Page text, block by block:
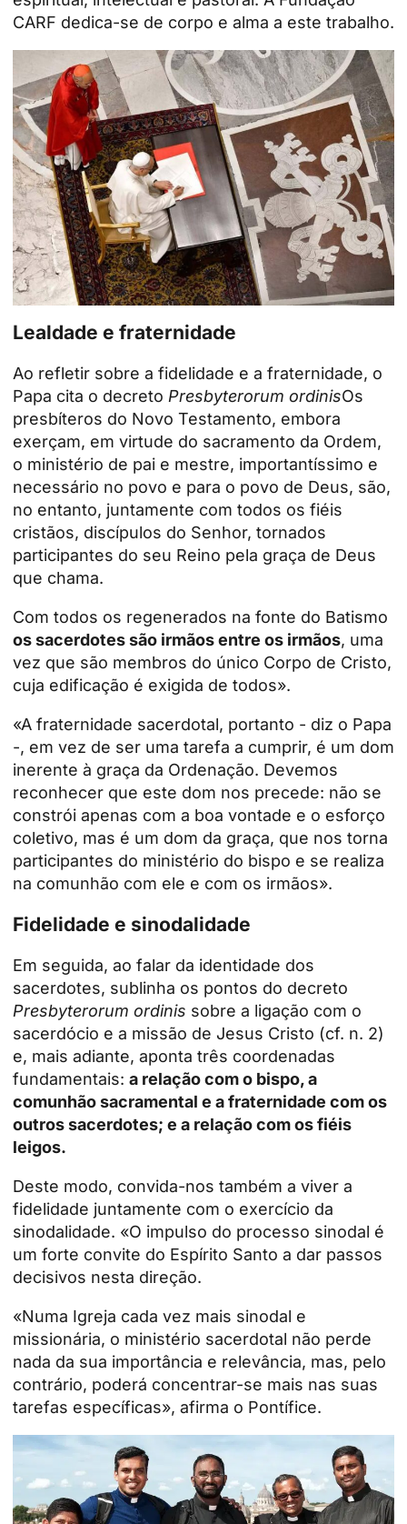
CARF dedica-se de corpo e alma a este trabalho.
Lealdade e fraternidade
Ao refletir sobre a fidelidade e a fraternidade, o
Papa cita o decreto Presbyterorum ordinisOs
presbíteros do Novo Testamento, embora
exerçam, em virtude do sacramento da Ordem,
o ministério de pai e mestre, importantíssimo e
necessário no povo e para o povo de Deus, são,
no entanto, juntamente com todos os fiéis
cristãos, discípulos do Senhor, tornados
participantes do seu Reino pela graça de Deus
que chama.
Com todos os regenerados na fonte do Batismo
os sacerdotes são irmãos entre os irmãos, uma
vez que são membros do único Corpo de Cristo,
cuja edificação é exigida de todos».
«A fraternidade sacerdotal, portanto - diz o Papa
-, em vez de ser uma tarefa a cumprir, é um dom
inerente à graça da Ordenação. Devemos
reconhecer que este dom nos precede: não se
constrói apenas com a boa vontade e o esforço
coletivo, mas é um dom da graça, que nos torna
participantes do ministério do bispo e se realiza
na comunhão com ele e com os irmãos».
Fidelidade e sinodalidade
Em seguida, ao falar da identidade dos
sacerdotes, sublinha os pontos do decreto
Presbyterorum ordinis sobre a ligação com o
sacerdócio e a missão de Jesus Cristo (cf. n. 2)
e, mais adiante, aponta três coordenadas
fundamentais: a relação com o bispo, a
comunhão sacramental e a fraternidade com os
outros sacerdotes; e a relação com os fiéis
leigos.
Deste modo, convida-nos também a viver a
fidelidade juntamente com o exercício da
sinodalidade. «O impulso do processo sinodal é
um forte convite do Espírito Santo a dar passos
decisivos nesta direção.
«Numa Igreja cada vez mais sinodal e
missionária, o ministério sacerdotal não perde
nada da sua importância e relevância, mas, pelo
contrário, poderá concentrar-se mais nas suas
tarefas específicas», afirma o Pontífice.